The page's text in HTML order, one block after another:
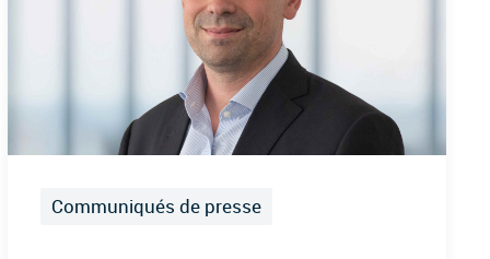
Communiqués de presse